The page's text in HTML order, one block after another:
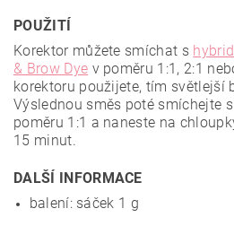
POUŽITÍ
Korektor můžete smíchat s
& Brow Dye v poměru 1:1, 2:1
korektoru použijete, tím světlejší
Výslednou směs poté smíchejte
poměru 1:1 a naneste na
15 minut.
DALŠÍ INFORMACE
balení: sáček 1 g